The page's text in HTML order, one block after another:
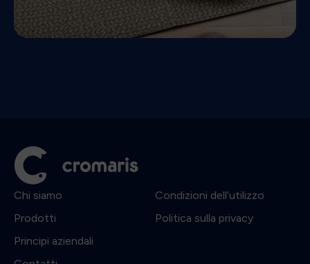
Chi siamo
Prodotti
Principi aziendali
Condizioni dell’utilizzo
Politica sulla privacy